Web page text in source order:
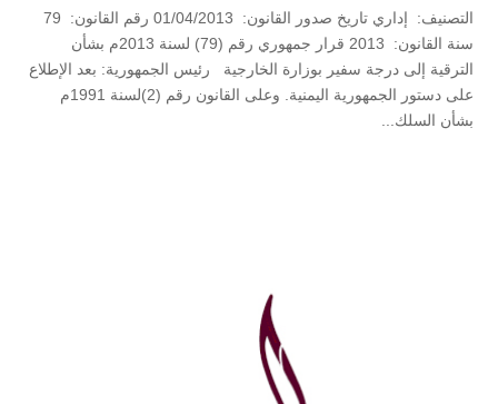
التصنيف: إداري تاريخ صدور القانون: 01/04/2013 رقم القانون: 79
سنة القانون: 2013 قرار جمهوري رقم (79) لسنة 2013م بشأن
الترقية إلى درجة سفير بوزارة الخارجية رئيس الجمهورية: بعد الإطلاع
على دستور الجمهورية اليمنية. وعلى القانون رقم (2)لسنة 1991م
بشأن السلك...